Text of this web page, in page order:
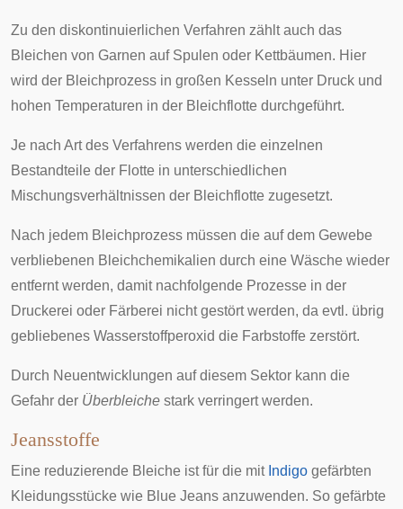
Zu den diskontinuierlichen Verfahren zählt auch das
Bleichen von Garnen auf Spulen oder Kettbäumen. Hier
wird der Bleichprozess in großen Kesseln unter Druck und
hohen Temperaturen in der Bleichflotte durchgeführt.
Je nach Art des Verfahrens werden die einzelnen
Bestandteile der Flotte in unterschiedlichen
Mischungsverhältnissen der Bleichflotte zugesetzt.
Nach jedem Bleichprozess müssen die auf dem Gewebe
verbliebenen Bleichchemikalien durch eine Wäsche wieder
entfernt werden, damit nachfolgende Prozesse in der
Druckerei oder Färberei nicht gestört werden, da evtl. übrig
gebliebenes Wasserstoffperoxid die Farbstoffe zerstört.
Durch Neuentwicklungen auf diesem Sektor kann die
Gefahr der Überbleiche stark verringert werden.
Jeansstoffe
Eine reduzierende Bleiche ist für die mit Indigo gefärbten
Kleidungsstücke wie Blue Jeans anzuwenden. So gefärbte